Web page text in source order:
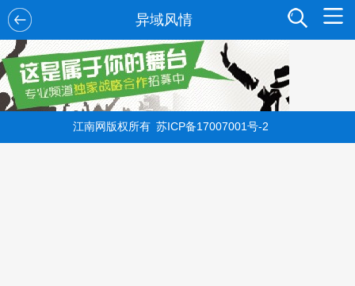
异域风情
江南网版权所有 苏ICP备17007001号-2